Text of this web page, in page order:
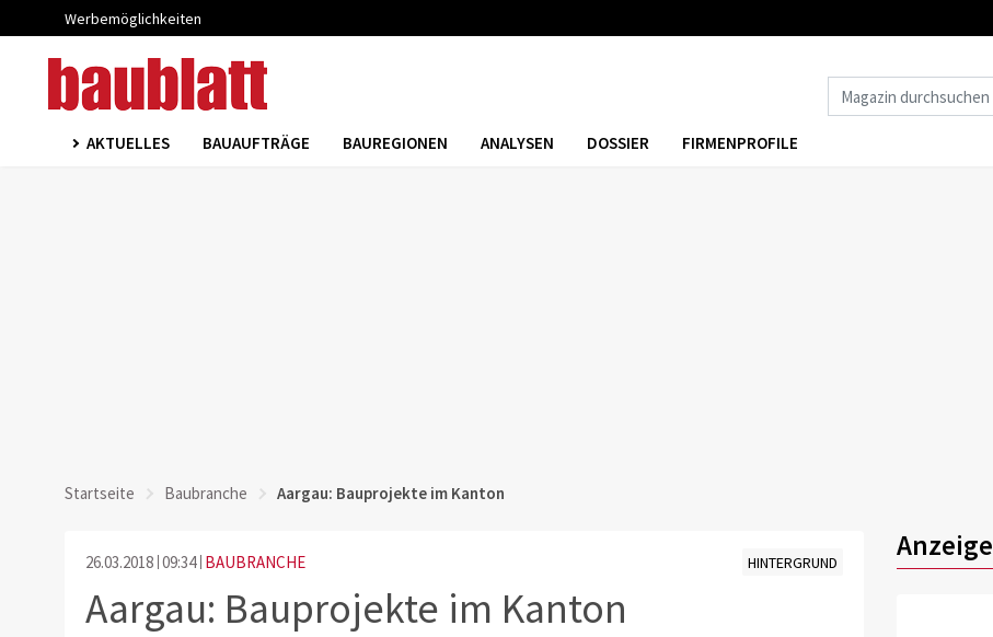
Werbemöglichkeiten
AKTUELLES BAUAUFTRÄGE BAUREGIONEN ANALYSEN DOSSIER FIRMENPROFILE
Startseite Baubranche Aargau: Bauprojekte im Kanton
26.03.2018 09:34 BAUBRANCHE HINTERGRUND
Aargau: Bauprojekte im Kanton
Anzeige